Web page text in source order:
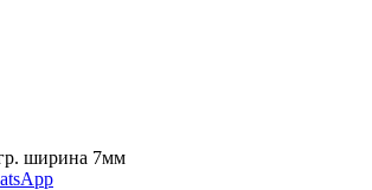
ширина 7мм